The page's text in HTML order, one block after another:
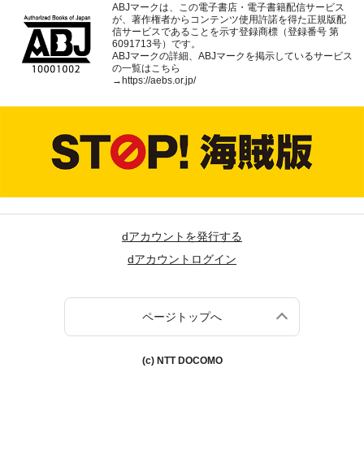
ABJマークは、この電子書店・電子書籍配信サービス
が、著作権者からコンテンツ使用許諾を得た正規版配
信サービスであることを示す登録商標（登録番号 第
6091713号）です。
ABJマークの詳細、ABJマークを掲示しているサービス
の一覧はこちら
→https://aebs.or.jp/
dアカウントを発行する
dアカウントログイン
ページトップへ
(c) NTT DOCOMO